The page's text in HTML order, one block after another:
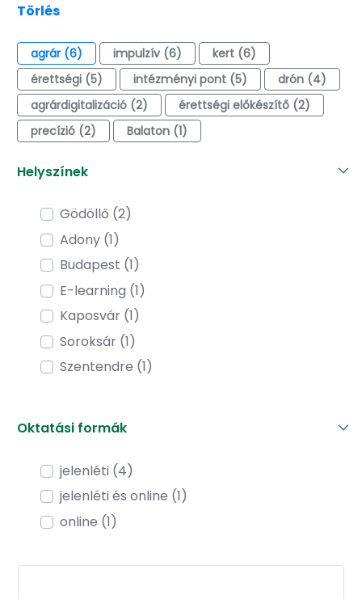
Törlés
agrár (6) impulzív (6)
kert (6)
érettségi (5)
intézményi pont (5)
drón (4)
agrárdigitalizáció (2)
érettségi előkészítő (2)
precízió (2)
Balaton (1)
Helyszínek
Gödöllő (2)
Adony (1)
Budapest (1)
E-learning (1)
Kaposvár (1)
Soroksár (1)
Szentendre (1)
Oktatási formák
jelenléti (4)
jelenléti és online (1)
online (1)